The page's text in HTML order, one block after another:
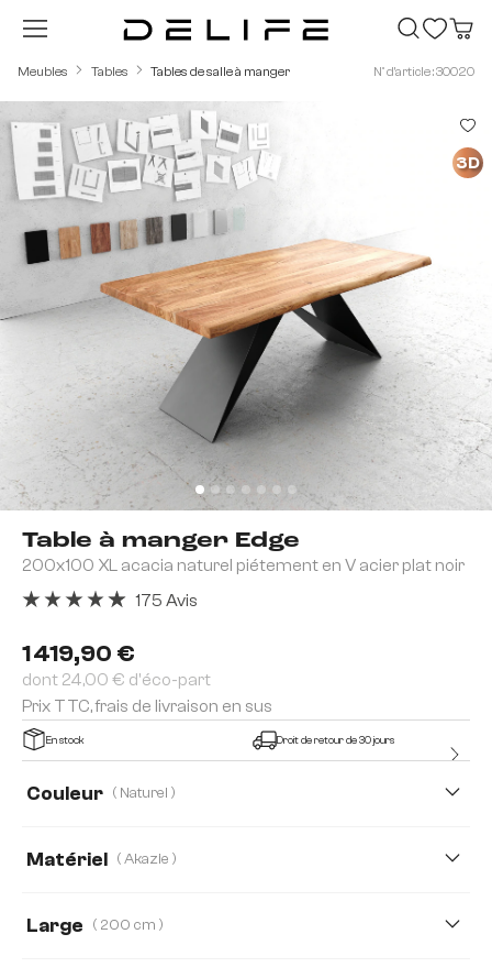
Passer au contenu principal
Meubles Tables Tables de salle à manger N° d'article : 30020
Table à manger Edge
200x100 XL acacia naturel piétement en V acier plat noir
1 419,90 €
dont 24,00 € d'éco-part
Prix TTC, frais de livraison en sus
175 Avis
En stock Droit de retour de 30 jours
Couleur ( Naturel )
Matériel ( Akazie )
Large ( 200 cm )
Ignorer la galerie d'images
3D